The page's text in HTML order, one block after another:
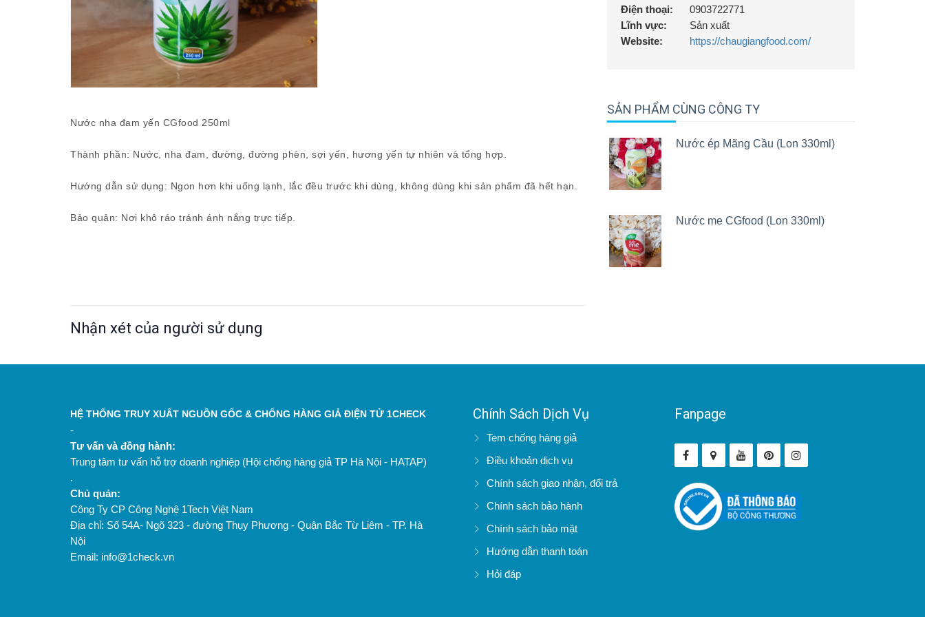
Nước nha đam yến CGfood 250ml
Thành phần: Nước, nha đam, đường, đường phèn, sợi yến, hương yến tự nhiên và tổng hợp.
Hướng dẫn sử dụng: Ngon hơn khi uống lạnh, lắc đều trước khi dùng, không dùng khi sản phẩm đã hết hạn.
Bảo quản: Nơi khô ráo tránh ánh nắng trực tiếp.
Nhận xét của người sử dụng
Điện thoại:
0903722771
Lĩnh vực:
Sản xuất
Website:
https://chaugiangfood.com/
SẢN PHẨM CÙNG CÔNG TY
Nước ép Mãng Cầu (Lon 330ml)
Nước me CGfood (Lon 330ml)
HỆ THỐNG TRUY XUẤT NGUỒN GỐC & CHỐNG HÀNG GIẢ ĐIỆN TỬ 1CHECK
-
Tư vấn và đồng hành:
Trung tâm tư vấn hỗ trợ doanh nghiệp (Hội chống hàng giả TP Hà Nội - HATAP)
.
Chủ quản:
Công Ty CP Công Nghệ 1Tech Việt Nam
Địa chỉ: Số 54A- Ngõ 323 - đường Thụy Phương - Quận Bắc Từ Liêm - TP. Hà
Nội
Email: info@1check.vn
Chính Sách Dịch Vụ
Tem chống hàng giả
Điều khoản dịch vụ
Chính sách giao nhận, đổi trả
Chính sách bảo hành
Chính sách bảo mật
Hướng dẫn thanh toán
Hỏi đáp
Fanpage